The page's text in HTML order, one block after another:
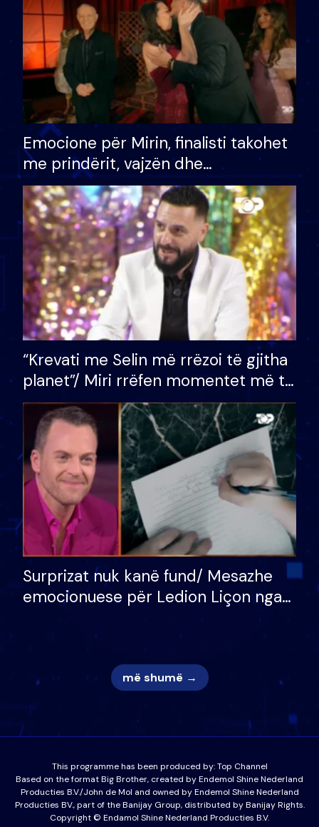
Emocione për Mirin, finalisti takohet
me prindërit, vajzën dhe
bashkëshorten: S’kemi ndonjë letër
divorci apo jo?
“Krevati me Selin më rrëzoi të gjitha
planet”/ Miri rrëfen momentet më të
bukura në shtëpinë e BB VIP: Do më
mungojë zilja e mëngjesit kur…
Surprizat nuk kanë fund/ Mesazhe
emocionuese për Ledion Liçon nga
nëna dhe fëmijët e tij, moderatori
nuk i mban dot lotët: Nuk meritoj…
më shumë →
This programme has been produced by:Top Channel
Based on the format Big Brother, created by Endemol Shine Nederland
Producties B.V./John de Mol and owned by Endemol Shine Nederland
Producties BV., part of the Banijay Group, distributed by Banijay Rights.
Copyright © Endamol Shine Nederland Producties B.V.